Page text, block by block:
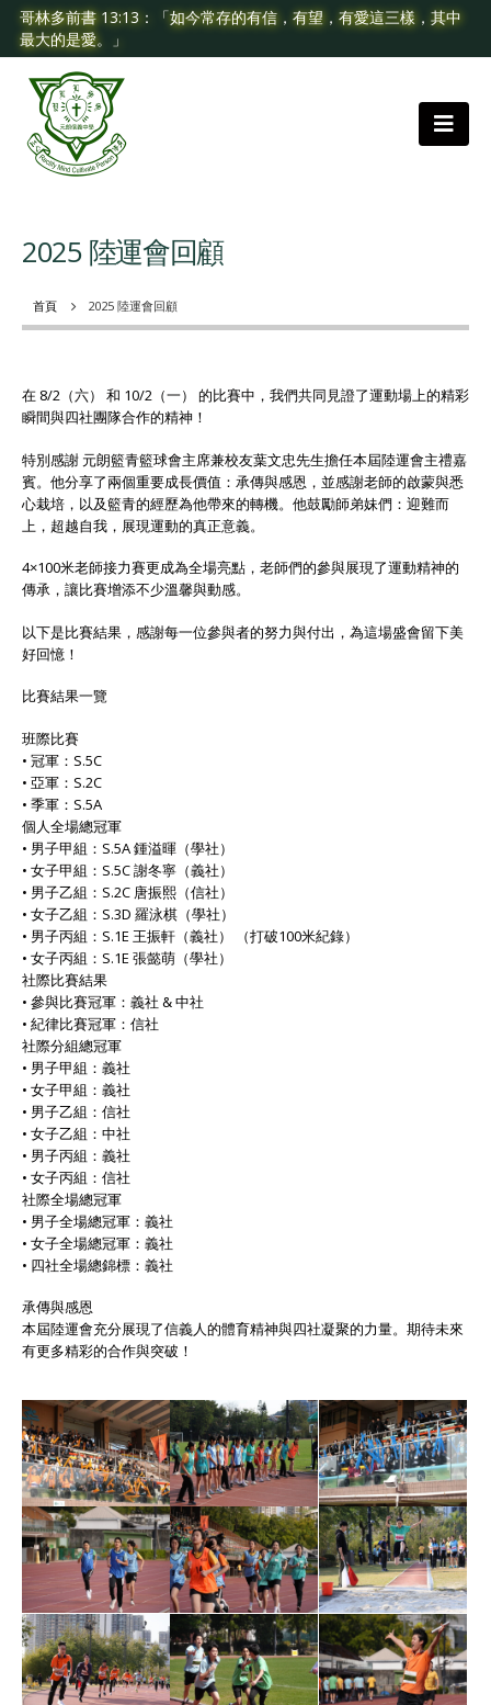
哥林多前書 13:13：「如今常存的有信，有望，有愛這三樣，其中
最大的是愛。」
首頁 2025 陸運會回顧
2025 陸運會回顧
在 8/2（六） 和 10/2（一） 的比賽中，我們共同見證了運動場上的精彩
瞬間與四社團隊合作的精神！
特別感謝 元朗籃青籃球會主席兼校友葉文忠先生擔任本屆陸運會主禮嘉
賓。他分享了兩個重要成長價值：承傳與感恩，並感謝老師的啟蒙與悉
心栽培，以及籃青的經歷為他帶來的轉機。他鼓勵師弟妹們：迎難而
上，超越自我，展現運動的真正意義。
4×100米老師接力賽更成為全場亮點，老師們的參與展現了運動精神的
傳承，讓比賽增添不少溫馨與動感。
以下是比賽結果，感謝每一位參與者的努力與付出，為這場盛會留下美
好回憶！
比賽結果一覽
班際比賽
• 冠軍：S.5C
• 亞軍：S.2C
• 季軍：S.5A
個人全場總冠軍
• 男子甲組：S.5A 鍾溢暉（學社）
• 女子甲組：S.5C 謝冬寧（義社）
• 男子乙組：S.2C 唐振熙（信社）
• 女子乙組：S.3D 羅泳棋（學社）
• 男子丙組：S.1E 王振軒（義社） （打破100米紀錄）
• 女子丙組：S.1E 張懿萌（學社）
社際比賽結果
• 參與比賽冠軍：義社 & 中社
• 紀律比賽冠軍：信社
社際分組總冠軍
• 男子甲組：義社
• 女子甲組：義社
• 男子乙組：信社
• 女子乙組：中社
• 男子丙組：義社
• 女子丙組：信社
社際全場總冠軍
• 男子全場總冠軍：義社
• 女子全場總冠軍：義社
• 四社全場總錦標：義社
承傳與感恩
本屆陸運會充分展現了信義人的體育精神與四社凝聚的力量。期待未來
有更多精彩的合作與突破！